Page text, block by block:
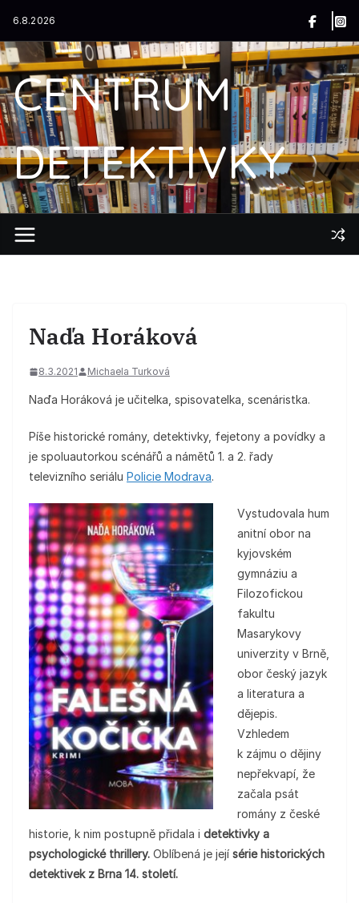
obsah
6.8.2026
CENTRUM
DETEKTIVKY
Naďa Horáková
8.3.2021 Michaela Turková
Naďa Horáková je učitelka, spisovatelka, scenáristka.
Píše historické romány, detektivky, fejetony a povídky a
je spoluautorkou scénářů a námětů 1. a 2. řady
televizního seriálu Policie Modrava.
Vystudovala hum
anitní obor na
kyjovském
gymnáziu a
Filozofickou
fakultu
Masarykovy
univerzity v Brně,
obor český jazyk
a literatura a
dějepis.
Vzhledem
k zájmu o dějiny
nepřekvapí, že
začala psát
romány z české
historie, k nim postupně přidala i detektivky a
psychologické thrillery. Oblíbená je její série historických
detektivek z Brna 14. století.